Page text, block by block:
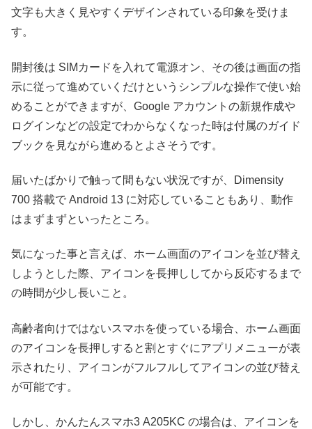
文字も大きく見やすくデザインされている印象を受けま
す。
開封後は SIMカードを入れて電源オン、その後は画面の指
示に従って進めていくだけというシンプルな操作で使い始
めることができますが、Google アカウントの新規作成や
ログインなどの設定でわからなくなった時は付属のガイド
ブックを見ながら進めるとよさそうです。
届いたばかりで触って間もない状況ですが、Dimensity
700 搭載で Android 13 に対応していることもあり、動作
はまずまずといったところ。
気になった事と言えば、ホーム画面のアイコンを並び替え
しようとした際、アイコンを長押ししてから反応するまで
の時間が少し長いこと。
高齢者向けではないスマホを使っている場合、ホーム画面
のアイコンを長押しすると割とすぐにアプリメニューが表
示されたり、アイコンがフルフルしてアイコンの並び替え
が可能です。
しかし、かんたんスマホ3 A205KC の場合は、アイコンを